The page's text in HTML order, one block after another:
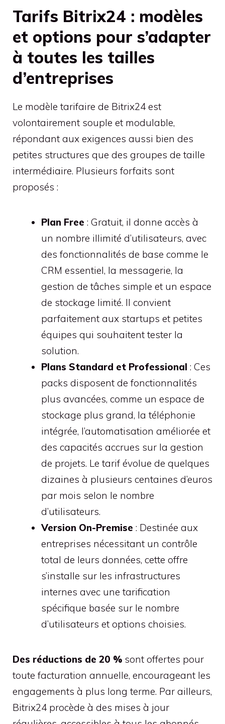
Tarifs Bitrix24 : modèles
et options pour s’adapter
à toutes les tailles
d’entreprises
Le modèle tarifaire de Bitrix24 est
volontairement souple et modulable,
répondant aux exigences aussi bien des
petites structures que des groupes de taille
intermédiaire. Plusieurs forfaits sont
proposés :
Plan Free : Gratuit, il donne accès à
un nombre illimité d’utilisateurs, avec
des fonctionnalités de base comme le
CRM essentiel, la messagerie, la
gestion de tâches simple et un espace
de stockage limité. Il convient
parfaitement aux startups et petites
équipes qui souhaitent tester la
solution.
Plans Standard et Professional : Ces
packs disposent de fonctionnalités
plus avancées, comme un espace de
stockage plus grand, la téléphonie
intégrée, l’automatisation améliorée et
des capacités accrues sur la gestion
de projets. Le tarif évolue de quelques
dizaines à plusieurs centaines d’euros
par mois selon le nombre
d’utilisateurs.
Version On-Premise : Destinée aux
entreprises nécessitant un contrôle
total de leurs données, cette offre
s’installe sur les infrastructures
internes avec une tarification
spécifique basée sur le nombre
d’utilisateurs et options choisies.
Des réductions de 20 % sont offertes pour
toute facturation annuelle, encourageant les
engagements à plus long terme. Par ailleurs,
Bitrix24 procède à des mises à jour